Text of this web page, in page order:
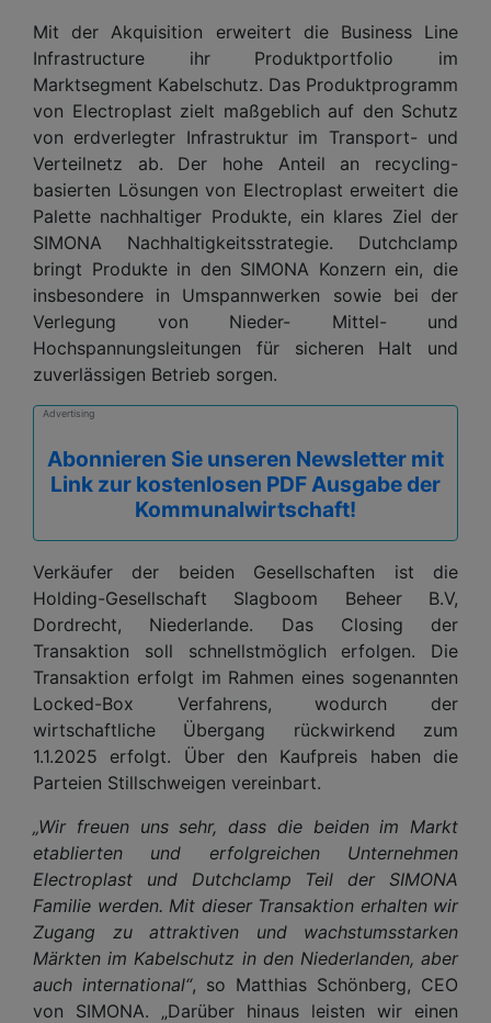
Mit der Akquisition erweitert die Business Line
Infrastructure ihr Produktportfolio im
Marktsegment Kabelschutz. Das Produktprogramm
von Electroplast zielt maßgeblich auf den Schutz
von erdverlegter Infrastruktur im Transport- und
Verteilnetz ab. Der hohe Anteil an recycling-
basierten Lösungen von Electroplast erweitert die
Palette nachhaltiger Produkte, ein klares Ziel der
SIMONA Nachhaltigkeitsstrategie. Dutchclamp
bringt Produkte in den SIMONA Konzern ein, die
insbesondere in Umspannwerken sowie bei der
Verlegung von Nieder- Mittel- und
Hochspannungsleitungen für sicheren Halt und
zuverlässigen Betrieb sorgen.
Advertising
Abonnieren Sie unseren Newsletter mit
Link zur kostenlosen PDF Ausgabe der
Kommunalwirtschaft!
Verkäufer der beiden Gesellschaften ist die
Holding-Gesellschaft Slagboom Beheer B.V,
Dordrecht, Niederlande. Das Closing der
Transaktion soll schnellstmöglich erfolgen. Die
Transaktion erfolgt im Rahmen eines sogenannten
Locked-Box Verfahrens, wodurch der
wirtschaftliche Übergang rückwirkend zum
1.1.2025 erfolgt. Über den Kaufpreis haben die
Parteien Stillschweigen vereinbart.
„Wir freuen uns sehr, dass die beiden im Markt
etablierten und erfolgreichen Unternehmen
Electroplast und Dutchclamp Teil der SIMONA
Familie werden. Mit dieser Transaktion erhalten wir
Zugang zu attraktiven und wachstumsstarken
Märkten im Kabelschutz in den Niederlanden, aber
auch international“, so Matthias Schönberg, CEO
von SIMONA. „Darüber hinaus leisten wir einen